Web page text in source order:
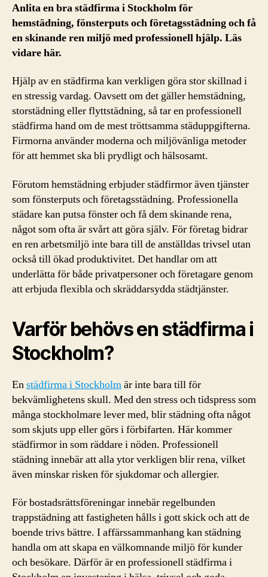
Anlita en bra städfirma i Stockholm för
hemstädning, fönsterputs och företagsstädning och få
en skinande ren miljö med professionell hjälp. Läs
vidare här.
Hjälp av en städfirma kan verkligen göra stor skillnad i
en stressig vardag. Oavsett om det gäller hemstädning,
storstädning eller flyttstädning, så tar en professionell
städfirma hand om de mest tröttsamma städuppgifterna.
Firmorna använder moderna och miljövänliga metoder
för att hemmet ska bli prydligt och hälsosamt.
Förutom hemstädning erbjuder städfirmor även tjänster
som fönsterputs och företagsstädning. Professionella
städare kan putsa fönster och få dem skinande rena,
något som ofta är svårt att göra själv. För företag bidrar
en ren arbetsmiljö inte bara till de anställdas trivsel utan
också till ökad produktivitet. Det handlar om att
underlätta för både privatpersoner och företagare genom
att erbjuda flexibla och skräddarsydda städtjänster.
Varför behövs en städfirma i
Stockholm?
Enstädfirma i Stockholmär inte bara till för
bekvämlighetens skull. Med den stress och tidspress som
många stockholmare lever med, blir städning ofta något
som skjuts upp eller görs i förbifarten. Här kommer
städfirmor in som räddare i nöden. Professionell
städning innebär att alla ytor verkligen blir rena, vilket
även minskar risken för sjukdomar och allergier.
För bostadsrättsföreningar innebär regelbunden
trappstädning att fastigheten hålls i gott skick och att de
boende trivs bättre. I affärssammanhang kan städning
handla om att skapa en välkomnande miljö för kunder
och besökare. Därför är en professionell städfirma i